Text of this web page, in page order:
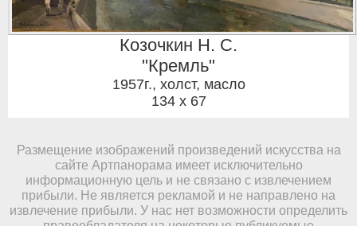
Козочкин Н. С.
"Кремль"
1957г., холст, масло
134 x 67
Размещение изображений произведений искусства на
сайте Артпанорама имеет исключительно
информационную цель и не связано с извлечением
прибыли. Не является рекламой и не направлено на
извлечение прибыли. У нас нет возможности определить